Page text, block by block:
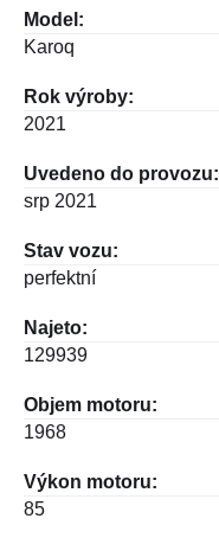
Model:
Karoq
Rok výroby:
2021
Uvedeno do provozu:
srp 2021
Stav vozu:
perfektní
Najeto:
129939
Objem motoru:
1968
Výkon motoru:
85